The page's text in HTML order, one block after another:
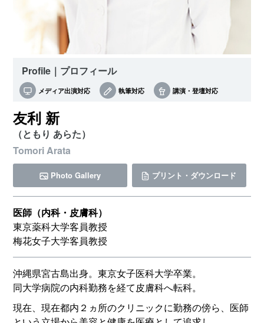
Profile｜プロフィール
メディア出演対応 執筆対応 講演・登壇対応
友利 新
（ともり あらた）
Tomori Arata
Photo Gallery プリント・ダウンロード
医師（内科・皮膚科）
東京薬科大学客員教授
梅花女子大学客員教授
沖縄県宮古島出身。東京女子医科大学卒業。
同大学病院の内科勤務を経て皮膚科へ転科。
現在、現在都内２ヵ所のクリニックに勤務の傍ら、医師